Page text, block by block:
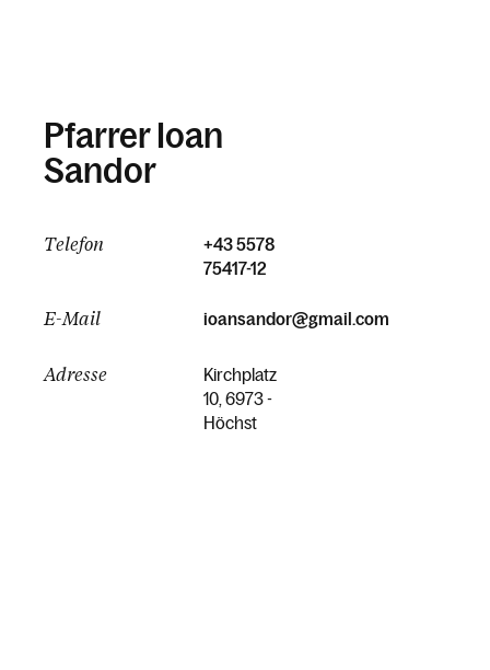
Pfarrer Ioan
Sandor
Telefon
+43 5578
75417-12
E-Mail ioansandor@gmail.com
Adresse
Kirchplatz
10, 6973 -
Höchst